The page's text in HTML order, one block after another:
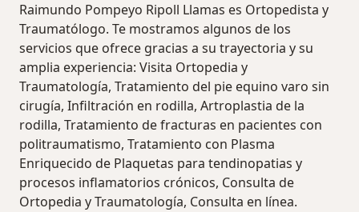
Raimundo Pompeyo Ripoll Llamas es Ortopedista y
Traumatólogo. Te mostramos algunos de los
servicios que ofrece gracias a su trayectoria y su
amplia experiencia: Visita Ortopedia y
Traumatología, Tratamiento del pie equino varo sin
cirugía, Infiltración en rodilla, Artroplastia de la
rodilla, Tratamiento de fracturas en pacientes con
politraumatismo, Tratamiento con Plasma
Enriquecido de Plaquetas para tendinopatias y
procesos inflamatorios crónicos, Consulta de
Ortopedia y Traumatología, Consulta en línea.